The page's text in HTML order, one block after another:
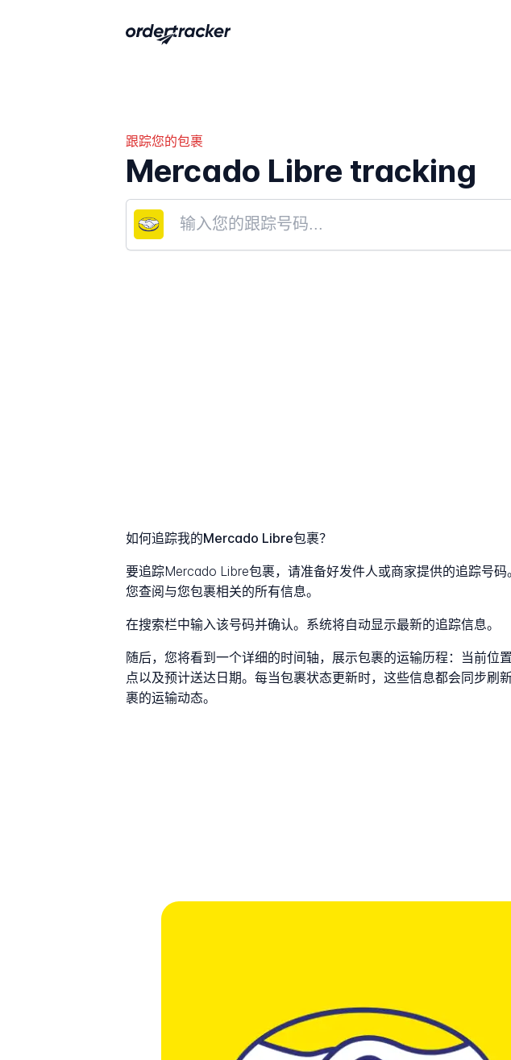
跟踪您的包裹
Mercado Libre tracking
如何追踪我的Mercado Libre包裹？
要追踪Mercado Libre包裹，请准备好发件人或商家提供的追踪号码
您查阅与您包裹相关的所有信息。
在搜索栏中输入该号码并确认。系统将自动显示最新的追踪信息。
随后，您将看到一个详细的时间轴，展示包裹的运输历程：当前位
点以及预计送达日期。每当包裹状态更新时，这些信息都会同步刷
裹的运输动态。